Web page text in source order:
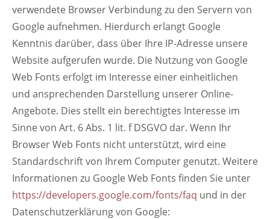
verwendete Browser Verbindung zu den Servern von
Google aufnehmen. Hierdurch erlangt Google
Kenntnis darüber, dass über Ihre IP-Adresse unsere
Website aufgerufen wurde. Die Nutzung von Google
Web Fonts erfolgt im Interesse einer einheitlichen
und ansprechenden Darstellung unserer Online-
Angebote. Dies stellt ein berechtigtes Interesse im
Sinne von Art. 6 Abs. 1 lit. f DSGVO dar. Wenn Ihr
Browser Web Fonts nicht unterstützt, wird eine
Standardschrift von Ihrem Computer genutzt. Weitere
Informationen zu Google Web Fonts finden Sie unter
https://developers.google.com/fonts/faq und in der
Datenschutzerklärung von Google: